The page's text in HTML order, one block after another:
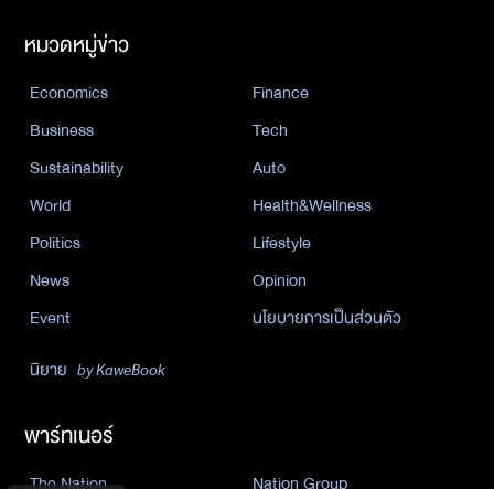
หมวดหมู่ข่าว
Economics
Finance
Business
Tech
Sustainability
Auto
World
Health&Wellness
Politics
Lifestyle
News
Opinion
Event
นโยบายการเป็นส่วนตัว
นิยาย by KaweBook
พาร์ทเนอร์